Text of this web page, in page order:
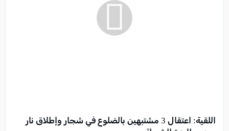
اللقية: اعتقال 3 مشتبهين بالضلوع في شجار وإطلاق نار